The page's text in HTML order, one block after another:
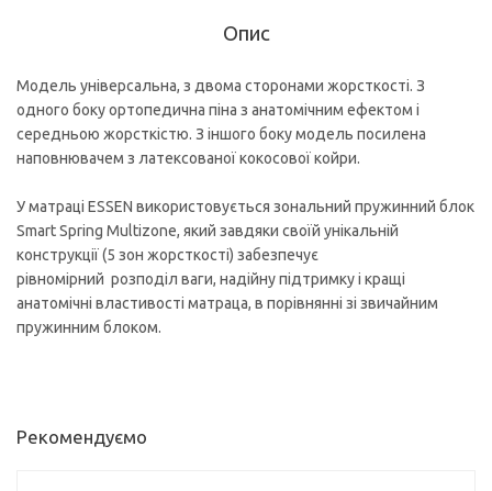
Опис
Модель універсальна, з двома сторонами жорсткості. З
одного боку ортопедична піна з анатомічним ефектом і
середньою жорсткістю. З іншого боку модель посилена
наповнювачем з латексованої кокосової койри.
У матраці ESSEN використовується зональний пружинний блок
Smart Spring Multizone, який завдяки своїй унікальній
конструкції (5 зон жорсткості) забезпечує
рівномірний розподіл ваги, надійну підтримку і кращі
анатомічні властивості матраца, в порівнянні зі звичайним
пружинним блоком.
Рекомендуємо